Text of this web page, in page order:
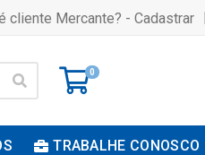
cliente Mercante? - Cadastrar |
0
TRABALHE CONOSCO